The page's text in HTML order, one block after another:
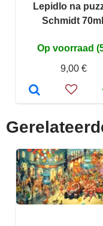
Lepidlo na
Schmidt 70ml
Op voorraad
9,00 €